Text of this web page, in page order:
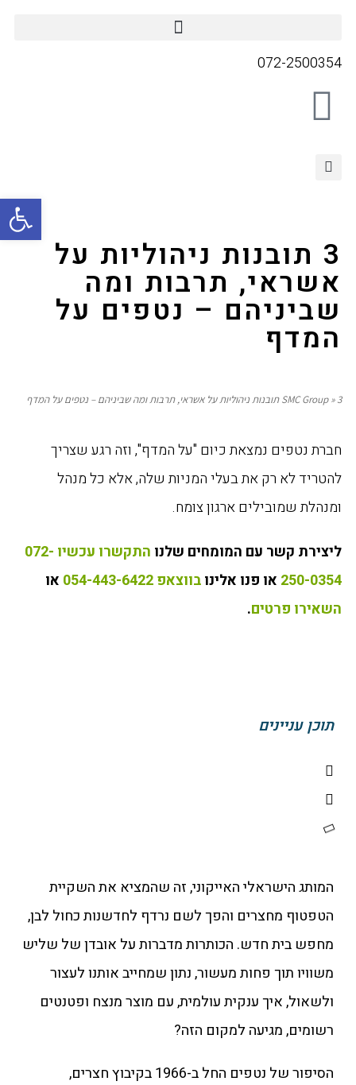
072-2500354
3 תובנות ניהוליות על
אשראי, תרבות ומה
שביניהם – נטפים על
המדף
SMC Group»3 תובנות ניהוליות על אשראי, תרבות ומה שביניהם – נטפים על המדף
חברת נטפים נמצאת כיום "על המדף", וזה רגע שצריך
להטריד לא רק את בעלי המניות שלה, אלא כל מנהל
ומנהלת שמובילים ארגון צומח.
ליצירת קשר עם המומחים שלנו
התקשרו עכשיו 072-
250-0354 או פנו אלינובווצאפ 054-443-6422
או
השאירו פרטים.
תוכן עניינים
המותג הישראלי האייקוני, זה שהמציא את השקיית
הטפטוף מחצרים והפך לשם נרדף לחדשנות כחול לבן,
מחפש בית חדש. הכותרות מדברות על אובדן של שליש
משוויו תוך פחות מעשור, נתון שמחייב אותנו לעצור
ולשאול, איך ענקית עולמית, עם מוצר מנצח ופטנטים
רשומים, מגיעה למקום הזה?
הסיפור של נטפים החל ב-1966 בקיבוץ חצרים,
פתח